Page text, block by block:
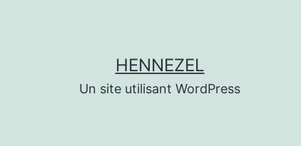
HENNEZEL
Un site utilisant WordPress